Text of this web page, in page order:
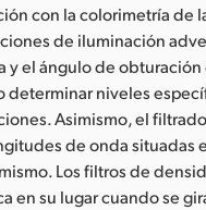
con la colorimetría de
de iluminación
y el ángulo de
determinar niveles
Asimismo, el
de onda situadas
Los filtros de
en su lugar cuando se